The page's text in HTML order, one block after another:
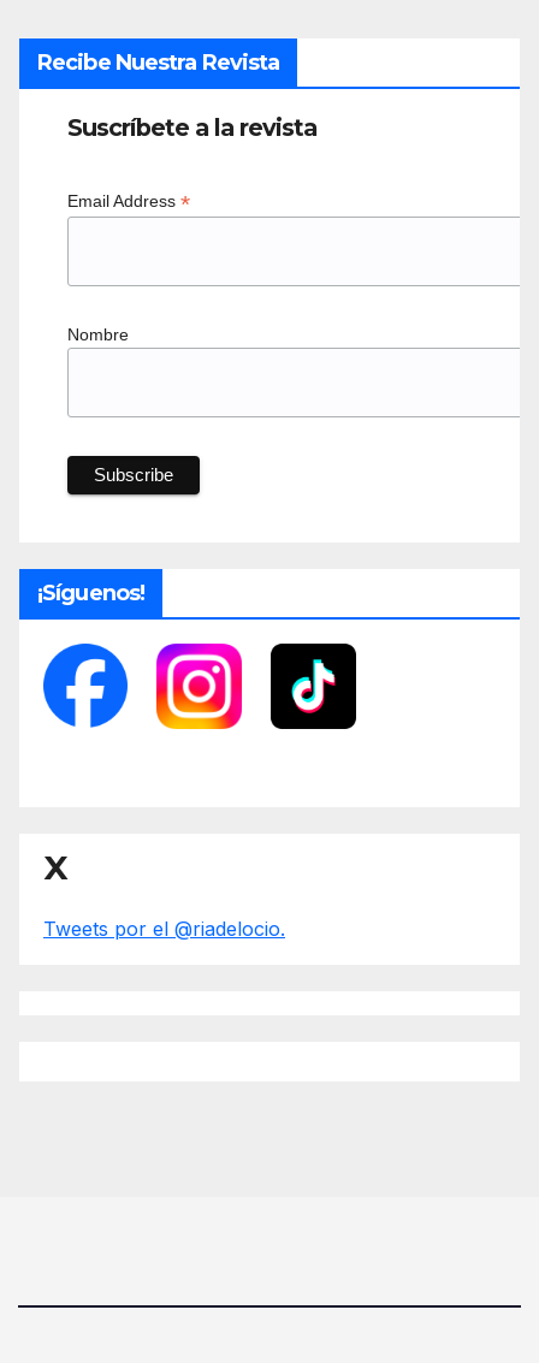
Recibe Nuestra Revista
Suscríbete a la revista
Email Address *
Nombre
¡Síguenos!
X
Tweets por el @riadelocio.